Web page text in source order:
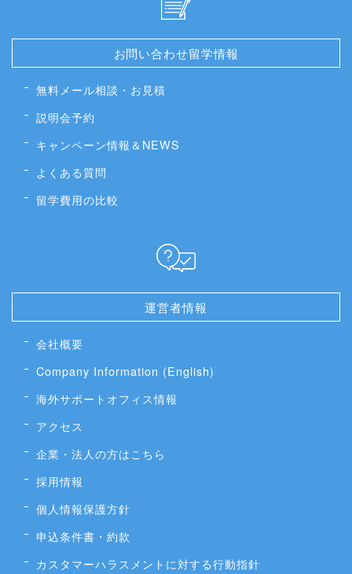
お問い合わせ留学情報
無料メール相談・お見積
説明会予約
キャンペーン情報＆NEWS
よくある質問
留学費用の比較
運営者情報
会社概要
Company Information (English)
海外サポートオフィス情報
アクセス
企業・法人の方はこちら
採用情報
個人情報保護方針
申込条件書・約款
カスタマーハラスメントに対する行動指針